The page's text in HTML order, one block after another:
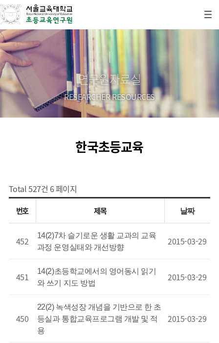
연구원자료실
RESEARCHER RESOURCES
한국초등교육
Total 527건 6 페이지
번호 제목 날짜
452
14(2)7차 슬기로운 생활 교과의 교육
과정 운영실태와 개선방향
2015-03-29
451
14(2)초등학교에서의 영어동시 읽기
와 쓰기 지도 방법
2015-03-29
450
22(2) 녹색성장 개념을 기반으로 한 초
등실과 통합교육프로그램 개발 및 적
용
2015-03-29